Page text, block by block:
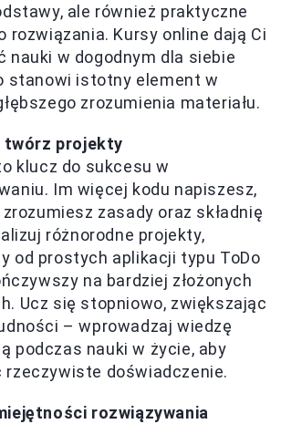
ale również praktyczne
rozwiązania. Kursy online dają Ci
nauki w dogodnym dla siebie
stanowi istotny element w
zrozumienia materiału.
twórz projekty
klucz do sukcesu w
Im więcej kodu napiszesz,
zasady oraz składnię
różnorodne projekty,
od prostych aplikacji typu ToDo
na bardziej złożonych
Ucz się stopniowo, zwiększając
– wprowadzaj wiedzę
podczas nauki w życie, aby
rzeczywiste doświadczenie.
rozwiązywania